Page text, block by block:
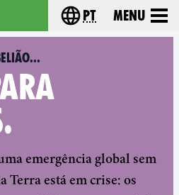
Choose your
pt Menu
emergência global sem
Terra está em crise: os